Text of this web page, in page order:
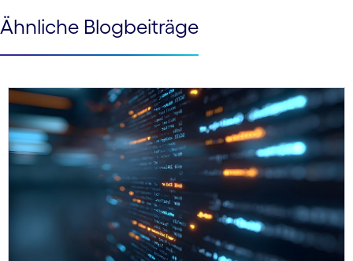
See more See less
Ähnliche Blogbeiträge